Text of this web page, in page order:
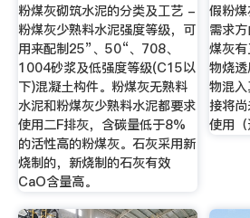
粉煤灰砌筑水泥的分类及工艺 -
粉煤灰少熟料水泥强度等级，可
用来配制25”、50“、708、
1004砂浆及低强度等级(C15以
下)混凝土构件。粉煤灰无熟料
水泥和粉煤灰少熟料水泥都要求
使用二F排灰，含碳量低于8%
的活性高的粉煤灰。石灰采用新
烧制的，新烧制的石灰有效
CaO含量高。
假粉
需求
煤灰
物烧
物混
接将
使用